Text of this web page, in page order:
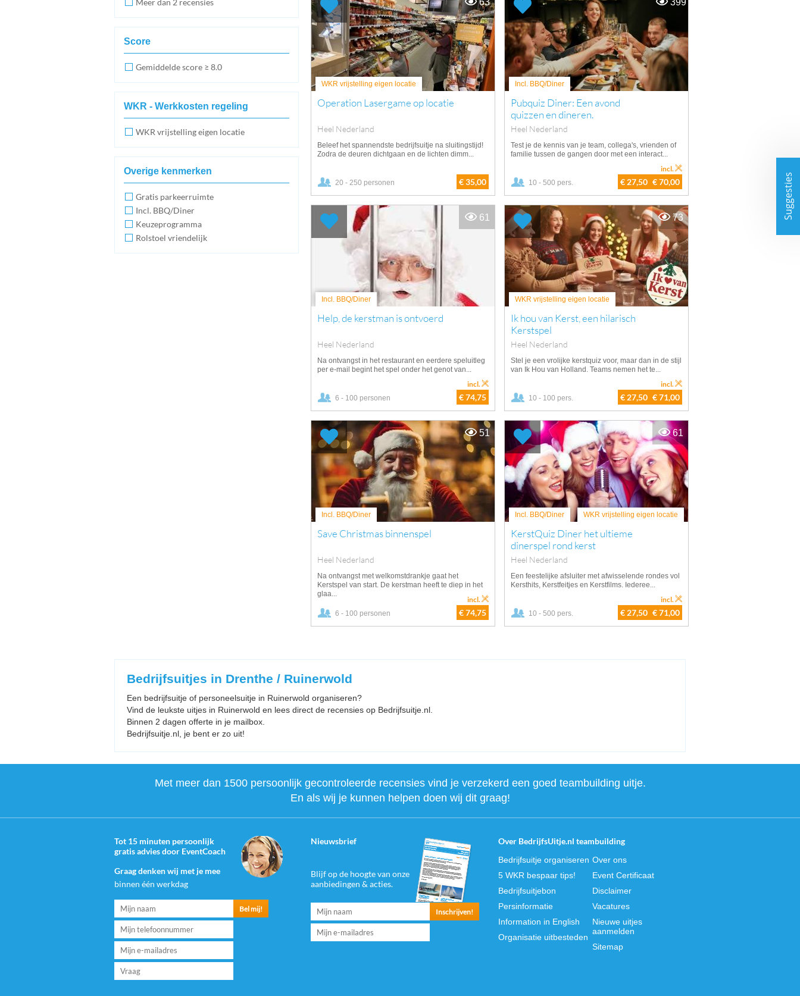
Meer dan 2 recensies
Score
Gemiddelde score ≥ 8.0
WKR - Werkkosten regeling
WKR vrijstelling eigen locatie
Overige kenmerken
Gratis parkeerruimte
Incl. BBQ/Diner
Keuzeprogramma
Rolstoel vriendelijk
WKR vrijstelling eigen locatie
Operation Lasergame op locatie
Heel Nederland
Beleef het spannendste bedrijfsuitje na sluitingstijd!
Zodra de deuren dichtgaan en de lichten dimm...
20 - 250 personen € 35,00
63
Incl. BBQ/Diner
Pubquiz Diner: Een avond
quizzen en dineren.
Heel Nederland
Test je de kennis van je team, collega's, vrienden of
familie tussen de gangen door met een interact...
10 - 500 pers. € 27,50 € 70,00
incl.
399
Incl. BBQ/Diner
Help, de kerstman is ontvoerd
Heel Nederland
Na ontvangst in het restaurant en eerdere speluitleg
per e-mail begint het spel onder het genot van...
6 - 100 personen € 74,75
incl.
61
WKR vrijstelling eigen locatie
Ik hou van Kerst, een hilarisch
Kerstspel
Heel Nederland
Stel je een vrolijke kerstquiz voor, maar dan in de stijl
van Ik Hou van Holland. Teams nemen het te...
10 - 100 pers. € 27,50 € 71,00
incl.
73
Incl. BBQ/Diner
Save Christmas binnenspel
Heel Nederland
Na ontvangst met welkomstdrankje gaat het
Kerstspel van start. De kerstman heeft te diep in het
glaa...
6 - 100 personen € 74,75
incl.
51
Incl. BBQ/Diner WKR vrijstelling eigen locatie
KerstQuiz Diner het ultieme
dinerspel rond kerst
Heel Nederland
Een feestelijke afsluiter met afwisselende rondes vol
Kersthits, Kerstfeitjes en Kerstfilms. Iederee...
10 - 500 pers. € 27,50 € 71,00
incl.
61
Bedrijfsuitjes in Drenthe / Ruinerwold
Een bedrijfsuitje of personeelsuitje in Ruinerwold organiseren?
Vind de leukste uitjes in Ruinerwold en lees direct de recensies op Bedrijfsuitje.nl.
Binnen 2 dagen offerte in je mailbox.
Bedrijfsuitje.nl, je bent er zo uit!
Met meer dan 1500 persoonlijk gecontroleerde recensies vind je verzekerd een goed teambuilding uitje.
En als wij je kunnen helpen doen wij dit graag!
Tot 15 minuten persoonlijk
gratis advies door EventCoach
Graag denken wij met je mee
binnen één werkdag
Nieuwsbrief
Blijf op de hoogte van onze
aanbiedingen & acties.
Over BedrijfsUitje.nl teambuilding
Bedrijfsuitje organiseren
5 WKR bespaar tips!
Bedrijfsuitjebon
Persinformatie
Information in English
Organisatie uitbesteden
Over ons
Event Certificaat
Disclaimer
Vacatures
Nieuwe uitjes
aanmelden
Sitemap
Suggesties